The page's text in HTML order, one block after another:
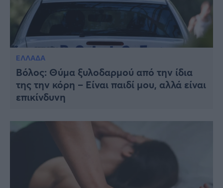
ΕΛΛΑΔΑ
Βόλος: Θύμα ξυλοδαρμού από την ίδια
της την κόρη – Είναι παιδί μου, αλλά είναι
επικίνδυνη